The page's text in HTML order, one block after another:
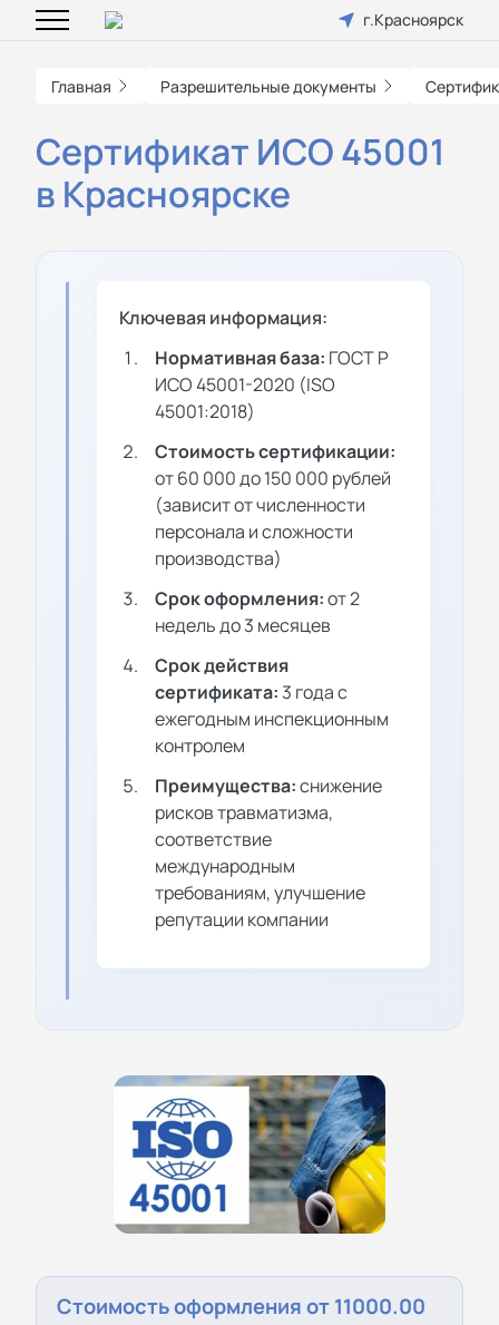
г.Красноярск
Главная Разрешительные документы
Сертификат ИСО 45001
в Красноярске
Ключевая информация:
Нормативная база: ГОСТ Р
ИСО 45001-2020 (ISO
45001:2018)
Стоимость сертификации:
от 60 000 до 150 000 рублей
(зависит от численности
персонала и сложности
производства)
Срок оформления:от 2
недель до 3 месяцев
Срок действия
сертификата: 3 года с
ежегодным инспекционным
контролем
Преимущества:снижение
рисков травматизма,
соответствие
международным
требованиям, улучшение
репутации компании
Стоимость оформления от 11000.00